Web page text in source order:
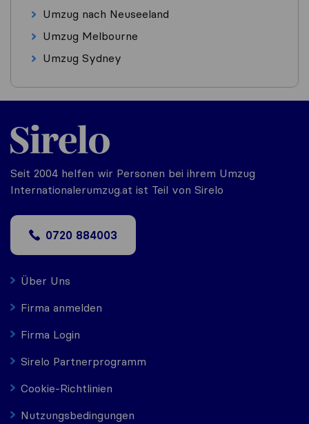
Umzug nach Neuseeland
Umzug Melbourne
Umzug Sydney
Seit 2004 helfen wir Personen bei ihrem Umzug
Internationalerumzug.at ist Teil von Sirelo
0720 884003
Über Uns
Firma anmelden
Firma Login
Sirelo Partnerprogramm
Cookie-Richtlinien
Nutzungsbedingungen